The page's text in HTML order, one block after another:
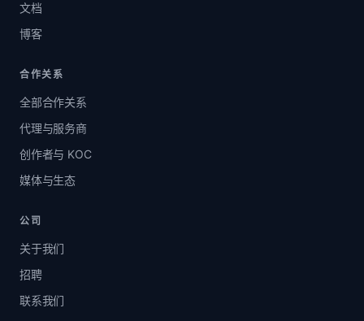
文档
博客
合作关系
全部合作关系
代理与服务商
创作者与 KOC
媒体与生态
公司
关于我们
招聘
联系我们